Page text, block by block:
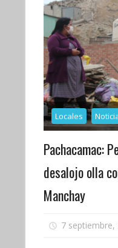
Locales
Pachacamac:
desalojo olla
Manchay
7 septiembre,